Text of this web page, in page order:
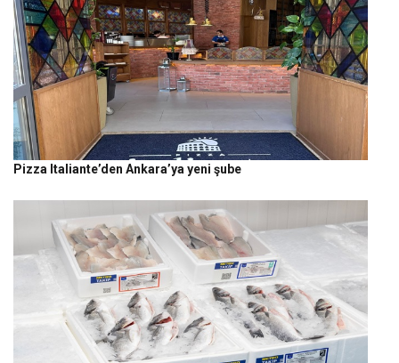
Pizza Italiante’den Ankara’ya yeni şube